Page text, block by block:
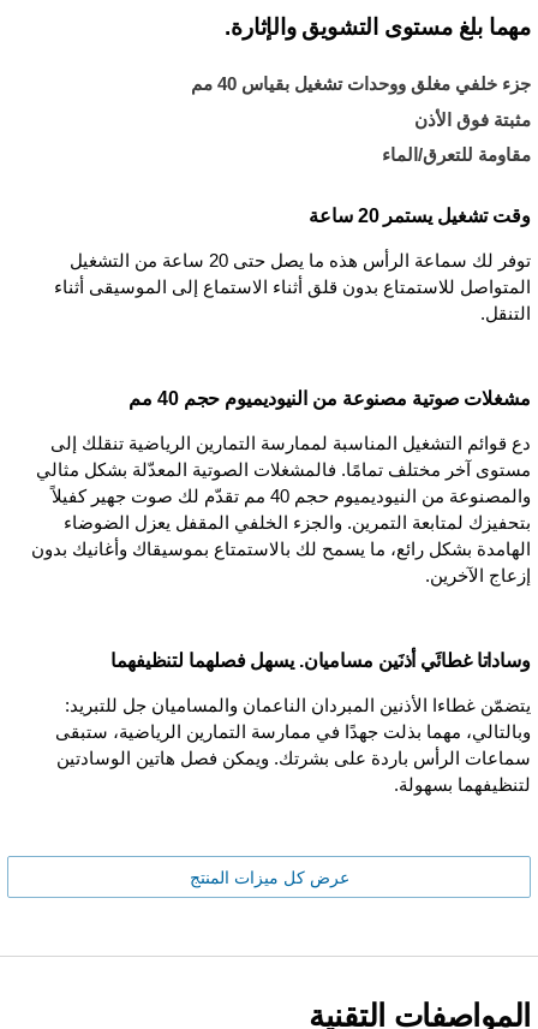
مهما بلغ مستوى التشويق والإثارة.
جزء خلفي مغلق ووحدات تشغيل بقياس 40 مم
مثبتة فوق الأذن
مقاومة للتعرق/الماء
وقت تشغيل يستمر 20 ساعة
توفر لك سماعة الرأس هذه ما يصل حتى 20 ساعة من التشغيل
المتواصل للاستمتاع بدون قلق أثناء الاستماع إلى الموسيقى أثناء
التنقل.
مشغلات صوتية مصنوعة من النيوديميوم حجم 40 مم
دع قوائم التشغيل المناسبة لممارسة التمارين الرياضية تنقلك إلى
مستوى آخر مختلف تمامًا. فالمشغلات الصوتية المعدّلة بشكل مثالي
والمصنوعة من النيوديميوم حجم 40 مم تقدّم لك صوت جهير كفيلاً
بتحفيزك لمتابعة التمرين. والجزء الخلفي المقفل يعزل الضوضاء
الهامدة بشكل رائع، ما يسمح لك بالاستمتاع بموسيقاك وأغانيك بدون
إزعاج الآخرين.
وساداتا غطائَي أذنَين مساميان. يسهل فصلهما لتنظيفهما
يتضمّن غطاءا الأذنين المبردان الناعمان والمساميان جل للتبريد:
وبالتالي، مهما بذلت جهدًا في ممارسة التمارين الرياضية، ستبقى
سماعات الرأس باردة على بشرتك. ويمكن فصل هاتين الوسادتين
لتنظيفهما بسهولة.
عرض كل ميزات المنتج
المواصفات التقنية